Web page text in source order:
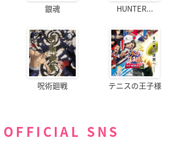
銀魂 HUNTER...
呪術廻戦 テニスの王子様
OFFICIAL SNS